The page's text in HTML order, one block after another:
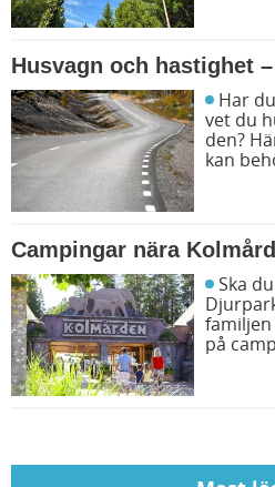
som
Husvagn och hastighet
vet du
den?
kan
Campingar nära
på